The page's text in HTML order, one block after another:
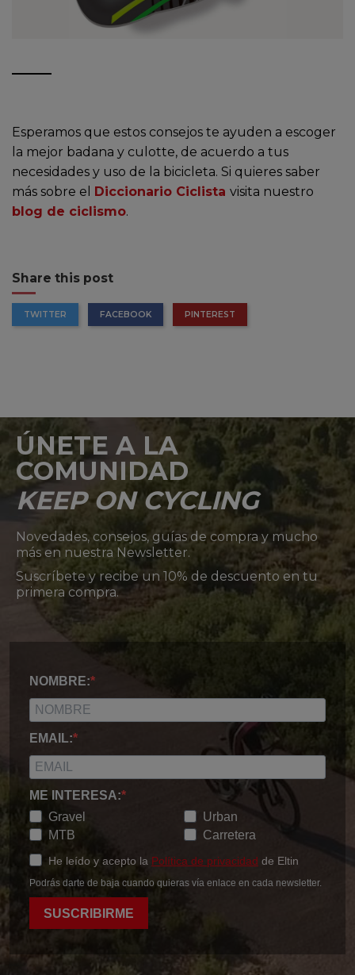
Esperamos que estos consejos te ayuden a escoger
la mejor badana y culotte, de acuerdo a tus
necesidades y uso de la bicicleta. Si quieres saber
más sobre el Diccionario Ciclista visita nuestro
blog de ciclismo.
Share this post
TWITTER FACEBOOK PINTEREST
ÚNETE A LA
COMUNIDAD
KEEP ON CYCLING
Novedades, consejos, guías de compra y mucho
más en nuestra Newsletter.
Suscríbete y recibe un 10% de descuento en tu
primera compra.
NOMBRE:
EMAIL:
ME INTERESA:
Gravel
MTB
Urban
Carretera
He leído y acepto la Política de privacidad de Eltin
Podrás darte de baja cuando quieras vía enlace en cada newsletter.
SUSCRIBIRME